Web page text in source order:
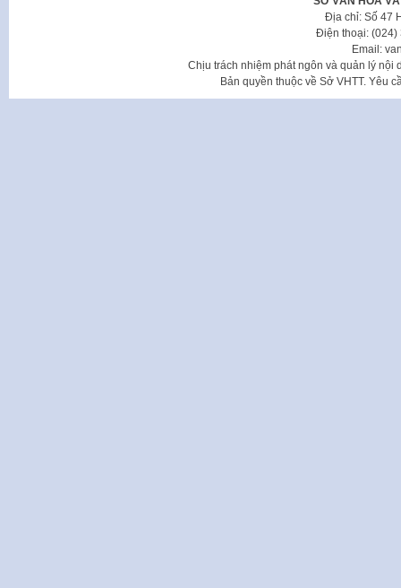
Địa chỉ: Số 47
Điện thoại: (024)
Email:
Chịu trách nhiệm phát ngôn và quản lý nội
Bản quyền thuộc về Sở VHTT. Yêu